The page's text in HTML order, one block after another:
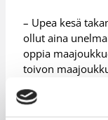
– Upea kesä
ollut aina
oppia
toivon